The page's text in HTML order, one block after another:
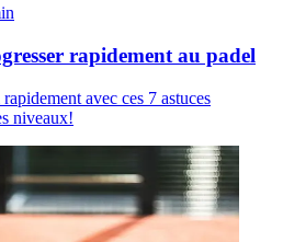
rapidement au padel
avec ces 7 astuces
niveaux!